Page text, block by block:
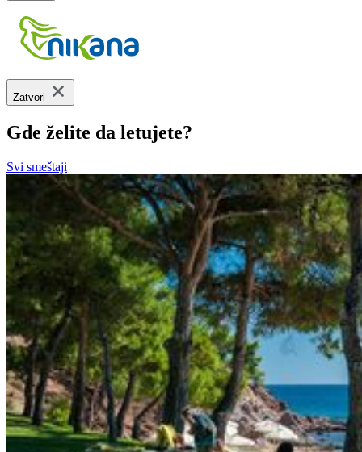
Zatvori
Gde želite da letujete?
Svi smeštaji